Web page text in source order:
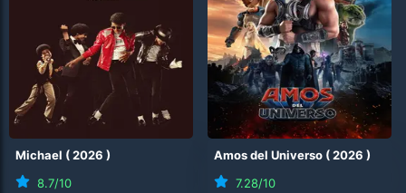
Michael (2026 )
8.7/10
Amos del Universo (2026 )
7.28/10